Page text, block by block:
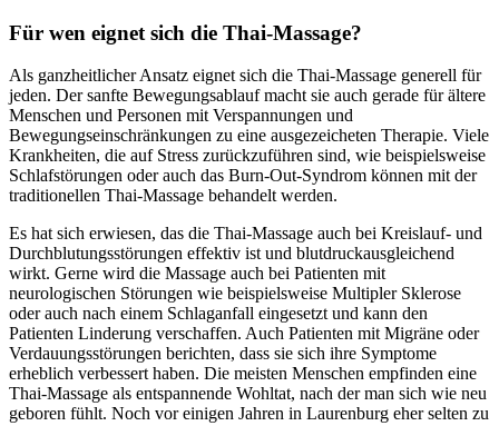
Für wen eignet sich die Thai-Massage?
Als ganzheitlicher Ansatz eignet sich die Thai-Massage generell für
jeden. Der sanfte Bewegungsablauf macht sie auch gerade für ältere
Menschen und Personen mit Verspannungen und
Bewegungseinschränkungen zu eine ausgezeicheten Therapie. Viele
Krankheiten, die auf Stress zurückzuführen sind, wie beispielsweise
Schlafstörungen oder auch das Burn-Out-Syndrom können mit der
traditionellen Thai-Massage behandelt werden.
Es hat sich erwiesen, das die Thai-Massage auch bei Kreislauf- und
Durchblutungsstörungen effektiv ist und blutdruckausgleichend
wirkt. Gerne wird die Massage auch bei Patienten mit
neurologischen Störungen wie beispielsweise Multipler Sklerose
oder auch nach einem Schlaganfall eingesetzt und kann den
Patienten Linderung verschaffen. Auch Patienten mit Migräne oder
Verdauungsstörungen berichten, dass sie sich ihre Symptome
erheblich verbessert haben. Die meisten Menschen empfinden eine
Thai-Massage als entspannende Wohltat, nach der man sich wie neu
geboren fühlt. Noch vor einigen Jahren in Laurenburg eher selten zu